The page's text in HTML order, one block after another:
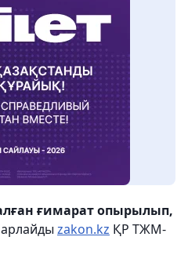
ғимарат опырылып,
zakon.kz ҚР ТЖМ-